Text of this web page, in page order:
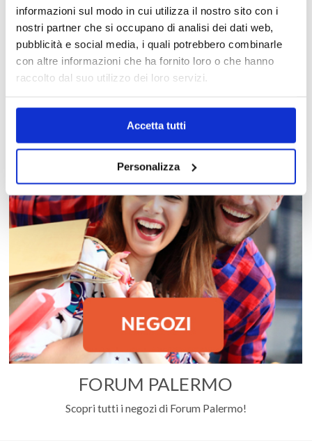
informazioni sul modo in cui utilizza il nostro sito con i
nostri partner che si occupano di analisi dei dati web,
pubblicità e social media, i quali potrebbero combinarle
con altre informazioni che ha fornito loro o che hanno
raccolto dal suo utilizzo dei loro servizi.
Accetta tutti
Personalizza
MAPPA DEL CENTRO
Trova in un attimo il punto vendita che ti interessa!
FORUM PALERMO
Scopri tutti i negozi di Forum Palermo!